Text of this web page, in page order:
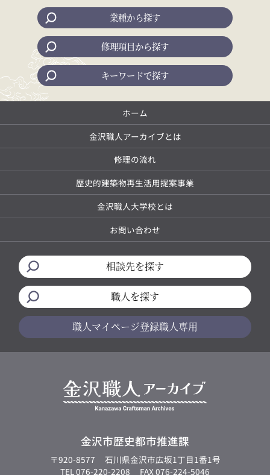
業種から探す
修理項目から探す
キーワードで探す
ホーム
金沢職人アーカイブとは
修理の流れ
歴史的建築物再生活用提案事業
金沢職人大学校とは
お問い合わせ
相談先を探す
職人を探す
職人マイページ登録職人専用
金沢市歴史都市推進課
〒920-8577
石川県金沢市広坂1丁目1番1号
TEL 076-220-2208
FAX 076-224-5046